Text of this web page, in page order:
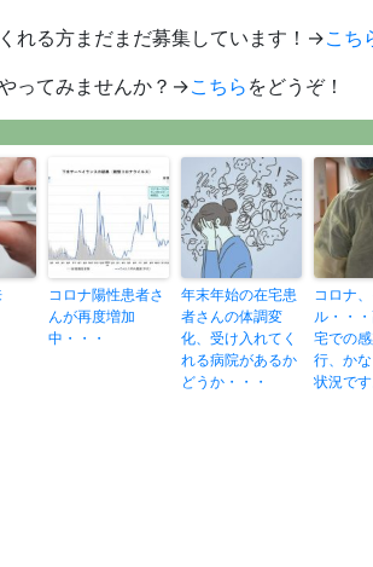
れる方まだまだ募集しています！→こち
ってみませんか？→こちら をどうぞ！
コロナ陽性患者さ
んが再度増加
中・・・
年末年始の在宅患
者さんの体調変
化、受け入れてく
れる病院があるか
どうか・・・
コロナ
ル・・
宅での
行、か
状況です